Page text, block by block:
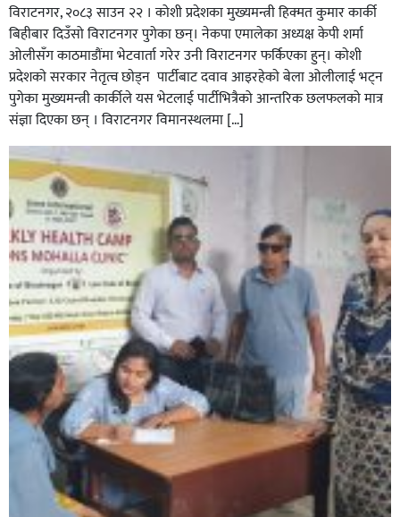
विराटनगर, २०८३ साउन २२ । कोशी प्रदेशका मुख्यमन्त्री हिक्मत कुमार कार्की
बिहीबार दिउँसो विराटनगर पुगेका छन्। नेकपा एमालेका अध्यक्ष केपी शर्मा
ओलीसँग काठमाडौंमा भेटवार्ता गरेर उनी विराटनगर फर्किएका हुन्। काेशी
प्रदेशकाे सरकार नेतृत्व छाेड्न पार्टीबाट दवाव आइरहेकाे बेला ओलीलाई भट्न
पुगेका मुख्यमन्त्री कार्कीले यस भेटलाई पार्टीभित्रैको आन्तरिक छलफलकाे मात्र
संज्ञा दिएका छन् । विराटनगर विमानस्थलमा […]